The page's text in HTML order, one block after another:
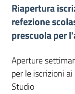
Riapertura
refezione
prescuola per
Aperture
per le iscrizioni
Studio